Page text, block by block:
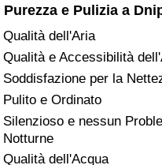
Purezza e Pulizia a
Qualità dell'Aria
Qualità e Accessibilità
Soddisfazione per la
Pulito e Ordinato
Silenzioso e nessun
Notturne
Qualità dell'Acqua
Indice dell’Assistenza
Indice dell’Assistenza
Nazione